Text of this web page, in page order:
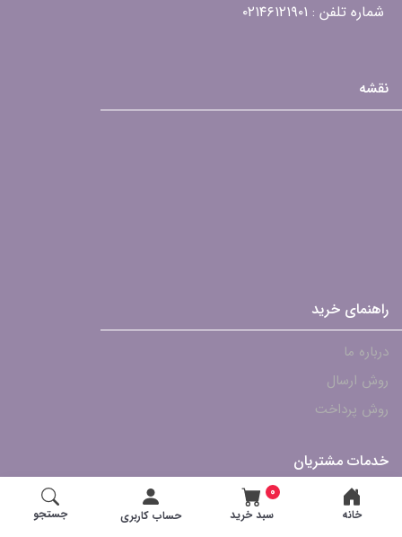
خانه
0
سبد خرید
حساب کاربری جستجو
شماره تلفن : ۰۲۱۴۶۱۲۱۹۰۱
نقشه
راهنمای خرید
درباره ما
روش ارسال
روش پرداخت
خدمات مشتریان
پشتیبانی - ۴۶۱۲۱۹۰۱-021